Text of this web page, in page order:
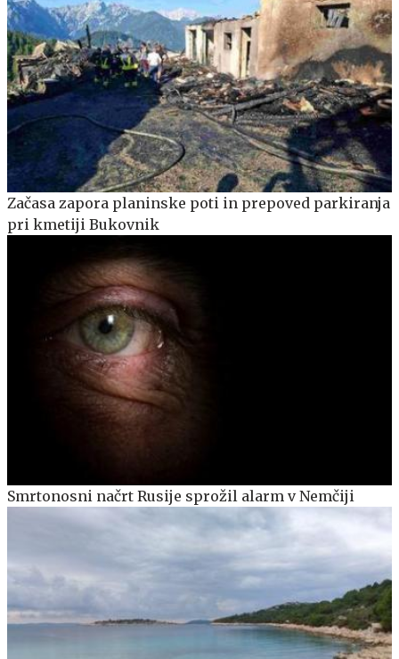
Začasa zapora planinske poti in prepoved parkiranja
pri kmetiji Bukovnik
Smrtonosni načrt Rusije sprožil alarm v Nemčiji